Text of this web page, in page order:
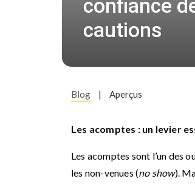
confiance
cautions
Blog | Aperçus
Les acomptes : un levier
Les acomptes sont l’un des
les non-venues (no show).